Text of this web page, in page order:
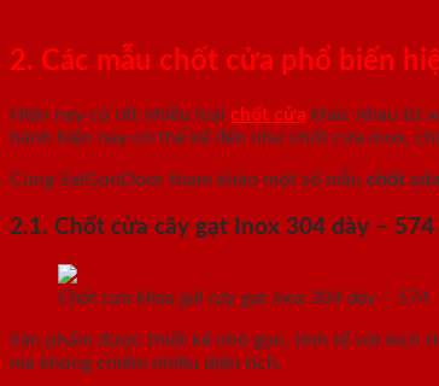
2. Các mẫu chốt cửa phổ biến
Hiện nay có rất nhiều loại chốt cửa khác nhau từ
hành hiện nay có thể kể đến như chốt cửa inox,
Cùng SaiGonDoor tham khảo một số mẫu chốt
2.1. Chốt cửa cây gạt Inox 304 dày – 574
Chốt cửa khóa gài cây gạt Inox 304 dày – 574
Sản phẩm được thiết kế nhỏ gọn, tinh tế với kích
mà không chiếm nhiều diện tích.